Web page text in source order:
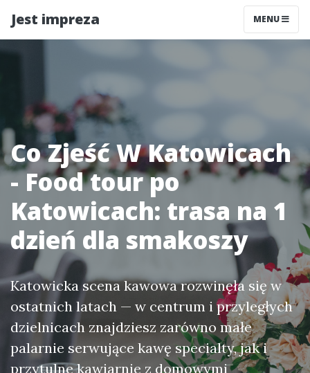
Jest impreza MENU
Co Zjeść W Katowicach
- Food tour po
Katowicach: trasa na 1
dzień dla smakoszy
Katowicka scena kawowa rozwinęła się w
ostatnich latach — w centrum i przyległych
dzielnicach znajdziesz zarówno małe
palarnie serwujące kawę specialty, jak i
przytulne kawiarnie z domowymi